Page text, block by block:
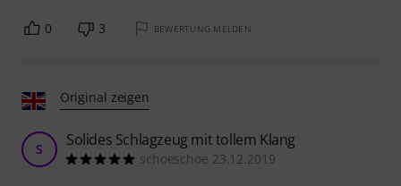
0 3 BEWERTUNG MELDEN
Original zeigen
S Solides Schlagzeug mit tollem Klang
schoeschoe 23.12.2019